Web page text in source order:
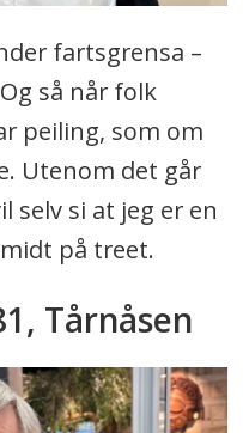
fartsgrensa –
så når folk
peiling, som om
Utenom det går
selv si at jeg er en
på treet.
Tårnåsen